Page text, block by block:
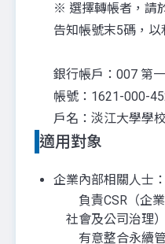
※ 選擇轉帳者，請
告知帳號末5碼，以
銀行帳戶：007 第
帳號：1621-000-
戶名：淡江大學學
適用對象
企業內部相關人士：
負責CSR（企業
社會及公司治理
有意整合永續